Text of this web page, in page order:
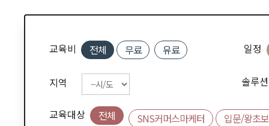
교육비 전체 무료 유료 일정
지역 솔루션
교육대상 전체 SNS커머스마케터
입문/왕초보